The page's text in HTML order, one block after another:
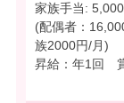
家族手当:
(配偶者：
族2000円/月)
昇給：年1回